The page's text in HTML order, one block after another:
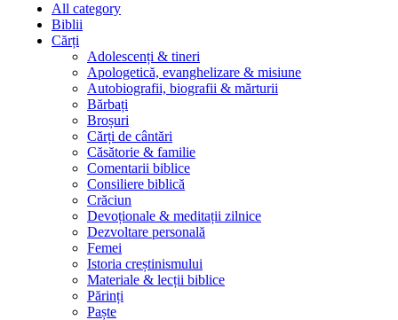
All category
Biblii
Cărți
Adolescenți & tineri
Apologetică, evanghelizare & misiune
Autobiografii, biografii & mărturii
Bărbați
Broșuri
Cărți de cântări
Căsătorie & familie
Comentarii biblice
Consiliere biblică
Crăciun
Devoționale & meditații zilnice
Dezvoltare personală
Femei
Istoria creștinismului
Materiale & lecții biblice
Părinți
Paște